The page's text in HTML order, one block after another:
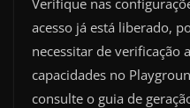
acesso já está liberado,
necessitar de verificação
capacidades no
consulte o guia de